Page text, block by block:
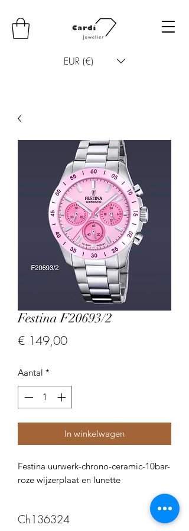
EUR (€)
Festina F20693/2
€ 149,00Prijs
Aantal *
In winkelwagen
Festina uurwerk-chrono-ceramic-10bar-
roze wijzerplaat en lunette
Ch136324